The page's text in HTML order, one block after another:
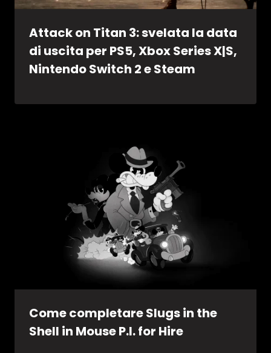
Attack on Titan 3: svelata la data
di uscita per PS5, Xbox Series X|S,
Nintendo Switch 2 e Steam
Come completare Slugs in the
Shell in Mouse P.I. for Hire